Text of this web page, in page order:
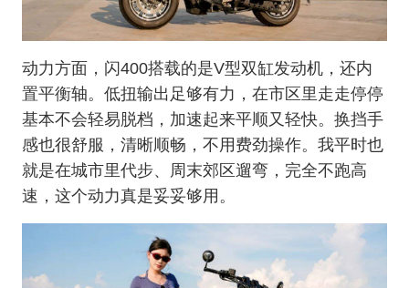
动力方面，闪400搭载的是V型双缸发动机，还内
置平衡轴。低扭输出足够有力，在市区里走走停停
基本不会轻易脱档，加速起来平顺又轻快。换挡手
感也很舒服，清晰顺畅，不用费劲操作。我平时也
就是在城市里代步、周末郊区遛弯，完全不跑高
速，这个动力真是妥妥够用。